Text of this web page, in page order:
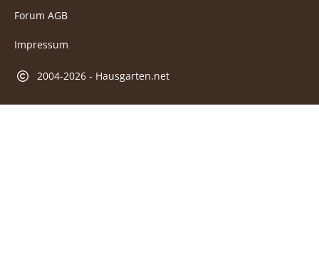
Forum AGB
Impressum
2004-2026 - Hausgarten.net